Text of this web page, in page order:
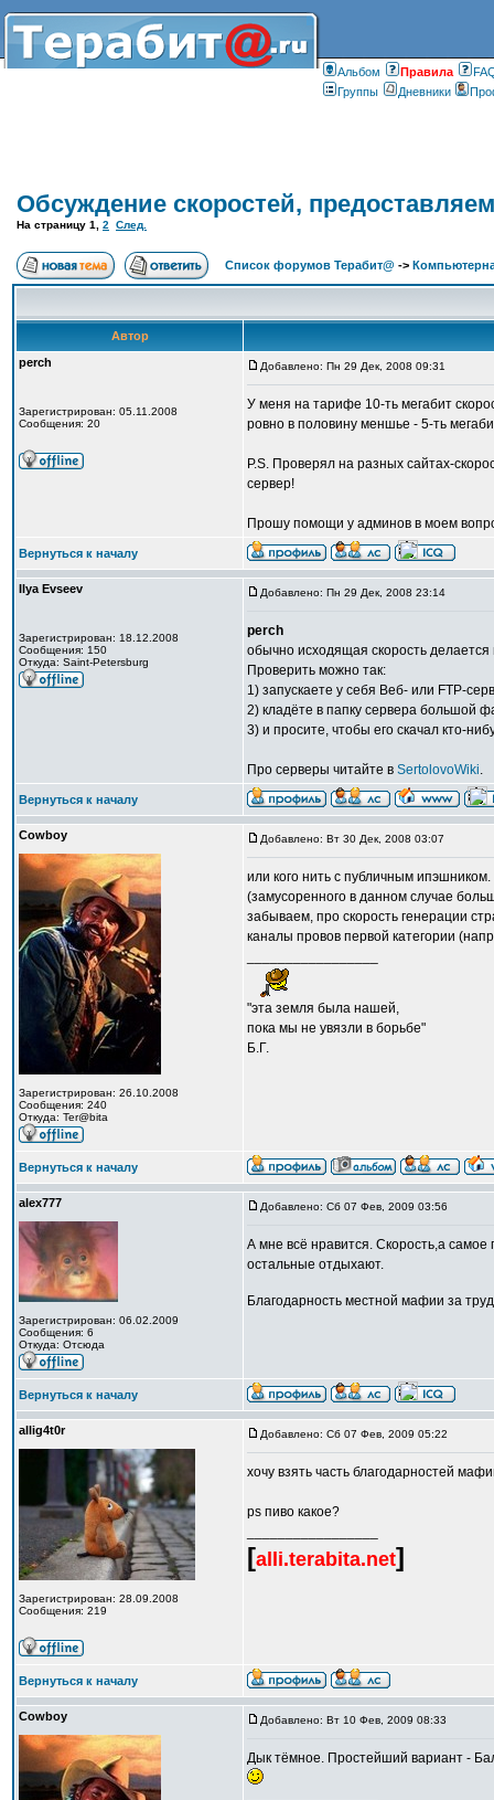
Альбом Правилa
Группы
Дневники
Обсуждение скоростей,
На страницу 1 2 След.
Список форумов Терабит@ ->
Автор
perch
Зарегистрирован: 05.11.2008
Сообщения: 20
Добавлено: Пн 29 Дек, 2008 09:31
У меня на тарифе 10-ть мегабит
ровно в половину меншье - 5-ть
P.S. Проверял на разных сайтах-
сервер!
Прошу помощи у админов в моем
Вернуться к началу
Ilya Evseev
Зарегистрирован: 18.12.2008
Сообщения: 150
Откуда: Saint-Petersburg
Добавлено: Пн 29 Дек, 2008 23:14
perch
обычно исходящая скорость
Проверить можно так:
1) запускаете у себя Веб- или FTP-
2) кладёте в папку сервера большой
3) и просите, чтобы его скачал кто-
Про серверы читайте в SertolovoWiki.
Вернуться к началу
Cowboy
Зарегистрирован: 26.10.2008
Сообщения: 240
Откуда: Ter@bita
Добавлено: Вт 30 Дек, 2008 03:07
или кого нить с публичным
(замусоренного в данном случае
забываем, про скорость генерации
каналы провов первой категории
"эта земля была нашей,
пока мы не увязли в борьбе"
Б.Г.
Вернуться к началу
alex777
Зарегистрирован: 06.02.2009
Сообщения: 6
Откуда: Отсюда
Добавлено: Сб 07 Фев, 2009 03:56
А мне всё нравится. Скорость,а самое
остальные отдыхают.
Благодарность местной мафии за
Вернуться к началу
allig4t0r
Зарегистрирован: 28.09.2008
Сообщения: 219
Добавлено: Сб 07 Фев, 2009 05:22
хочу взять часть благодарностей
ps пиво какое?
[alli.terabita.net]
Вернуться к началу
Cowboy Добавлено: Вт 10 Фев, 2009 08:33
Дык тёмное. Простейший вариант -